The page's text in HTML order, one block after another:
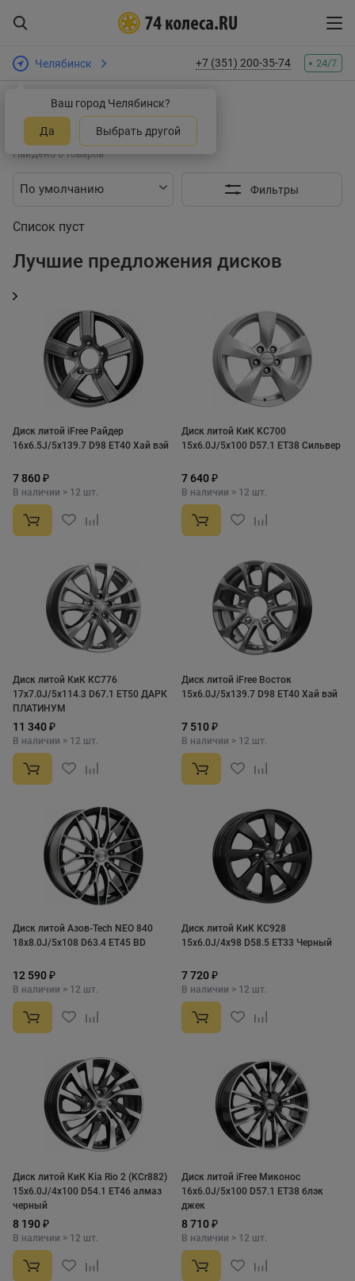
Челябинск
Ваш город Челябинск?
Да Выбрать другой
+7 (351) 200-35-74 24/7
Интернет-магазин шин и дисков
Поиск дисков по параметрам:
Диски ATS в Челябинске
Найдено 0 товаров
Фильтры
Список пуст
Лучшие предложения дисков
Диск литой iFree Райдер
16x6.5J/5x139.7 D98 ET40 Хай вэй
7 860 ₽
В наличии > 12 шт.
Диск литой КиК KC700
15x6.0J/5x100 D57.1 ET38 Сильвер
7 640 ₽
В наличии > 12 шт.
Диск литой КиК КС776
17x7.0J/5x114.3 D67.1 ET50 ДАРК
ПЛАТИНУМ
11 340 ₽
В наличии > 12 шт.
Диск литой iFree Восток
15x6.0J/5x139.7 D98 ET40 Хай вэй
7 510 ₽
В наличии > 12 шт.
Диск литой Азов-Tech NEO 840
18x8.0J/5x108 D63.4 ET45 BD
12 590 ₽
В наличии > 12 шт.
Диск литой КиК КС928
15x6.0J/4x98 D58.5 ET33 Черный
7 720 ₽
В наличии > 12 шт.
Диск литой КиК Kia Rio 2 (KCr882)
15x6.0J/4x100 D54.1 ET46 алмаз
черный
8 190 ₽
В наличии > 12 шт.
Диск литой iFree Миконос
16x6.0J/5x100 D57.1 ET38 блэк
джек
8 710 ₽
В наличии > 12 шт.